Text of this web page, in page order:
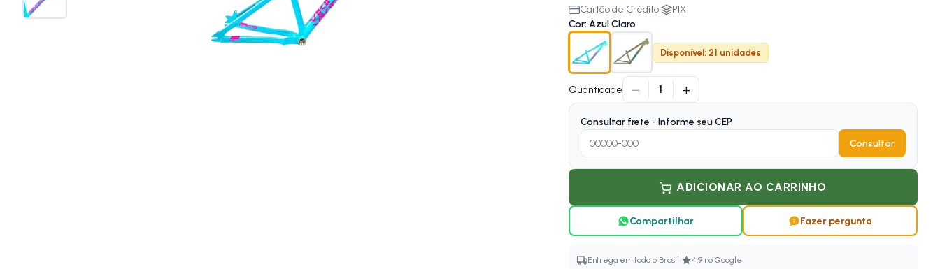
Cartão de Crédito|
PIX
Cor: Azul Claro
Disponível: 21 unidades
Quantidade − 1 +
Consultar frete - Informe seu CEP
Consultar
ADICIONAR AO CARRINHO
Compartilhar Fazer pergunta
Entrega em todo o Brasil · 4,9 no Google